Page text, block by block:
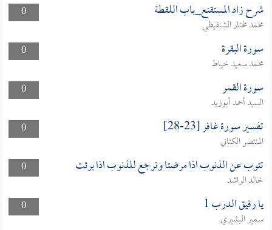
0 شرح زاد المستقنع_باب اللقطة
محمد مختار الشنقيطي
0
سورة البقرة
محمد سعيد خياط
0
سورة القمر
السيد أحمد أبوزيد
0
تفسير سورة غافر [23-28]
المنتصر الكتاني
0
تتوب عن الذنوب اذا مرضتا وترجع للذنوب اذا برئت
خالد الراشد
0
يا رفيق الدرب 1
سمير البشيري